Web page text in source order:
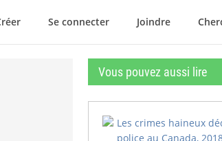
Se connecter Joindre
Vous pouvez aussi lire